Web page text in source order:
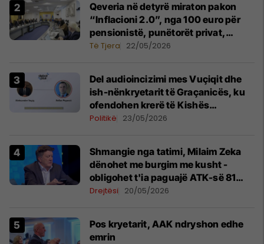
Qeveria në detyrë miraton pakon
“Inflacioni 2.0”, nga 100 euro për
pensionistë, punëtorët privat,
fëmijë dhe studentë
Të Tjera 22/05/2026
Del audioincizimi mes Vuçiqit dhe
ish-nënkryetarit të Graçanicës, ku
ofendohen krerë të Kishës
Ortodokse Serbe
Politikë 23/05/2026
Shmangie nga tatimi, Milaim Zeka
dënohet me burgim me kusht -
obligohet t'ia paguajë ATK-së 81
mijë euro
Drejtësi 20/05/2026
Pos kryetarit, AAK ndryshon edhe
emrin